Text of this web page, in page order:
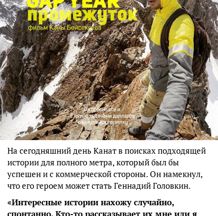
На сегодняшний день Канат в поисках подходящей
истории для полного метра, который был бы
успешен и с коммерческой стороны. Он намекнул,
что его героем может стать Геннадий Головкин.
«Интересные истории нахожу случайно,